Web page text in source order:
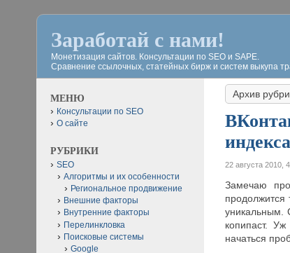
Заработай с нами!
Монетизация сайтов. Консультации по SEO и SAPE.
Сравнение ссылочных, статейных бирж и систем выкупа
Архив
22 августа 2010,
Замечаю
продолжится
уникальным.
копипаст.
начаться
МЕНЮ
Консультации по SEO
О сайте
РУБРИКИ
SEO
Алгоритмы и их особенности
Региональное продвижение
Внешние факторы
Внутренние факторы
Перелинкловка
Поисковые системы
Google